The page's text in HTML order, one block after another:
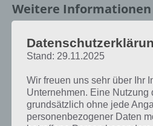
Weitere Informationen
Keeper
Bei Dungeon Keeper handelt es sich
weitere Artikel zur App mit mehr
Stand: 29.11.2025
Wir freuen uns sehr über Ihr
Unternehmen. Eine Nutzung
grundsätzlich ohne jede
personenbezogener Daten